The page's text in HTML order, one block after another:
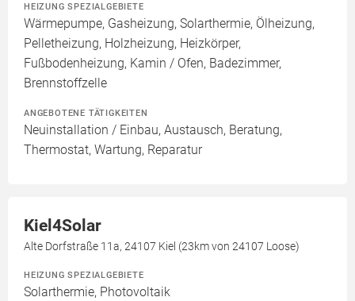
HEIZUNG SPEZIALGEBIETE
Wärmepumpe, Gasheizung, Solarthermie, Ölheizung,
Pelletheizung, Holzheizung, Heizkörper,
Fußbodenheizung, Kamin / Ofen, Badezimmer,
Brennstoffzelle
ANGEBOTENE TÄTIGKEITEN
Neuinstallation / Einbau, Austausch, Beratung,
Thermostat, Wartung, Reparatur
Kiel4Solar
Alte Dorfstraße 11a, 24107 Kiel (23km von 24107 Loose)
HEIZUNG SPEZIALGEBIETE
Solarthermie, Photovoltaik